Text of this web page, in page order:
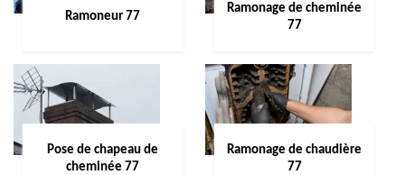
Ramoneur 77
Ramonage de cheminée
77
Pose de chapeau de
cheminée 77
Ramonage de chaudière
77